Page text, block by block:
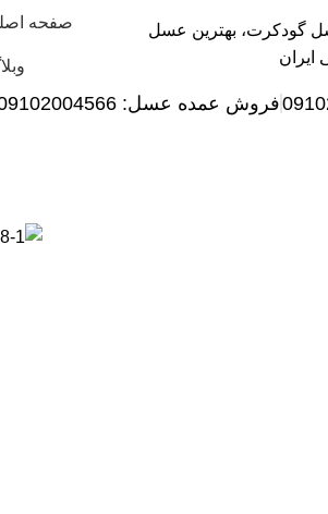
صفحه
فروش عمده عسل: